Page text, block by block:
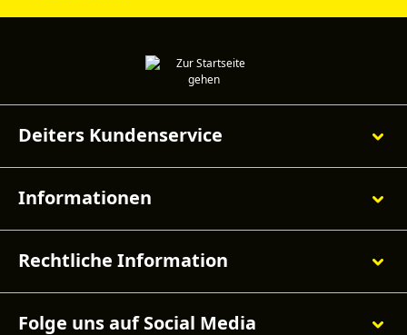
Deiters Kundenservice
Informationen
Rechtliche Information
Folge uns auf Social Media